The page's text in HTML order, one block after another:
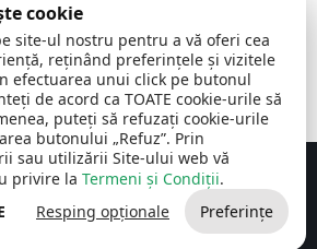
© 2026Toate drepturile rezervate
Big Media Relații Publice SRL
cookie
site-ul nostru pentru a vă oferi cea
reținând preferințele și vizitele
efectuarea unui click pe butonul
de acord ca TOATE cookie-urile să
puteți să refuzați cookie-urile
butonului „Refuz”. Prin
sau utilizării Site-ului web vă
privire la Termeni și Condiții.
Resping opționale Preferințe